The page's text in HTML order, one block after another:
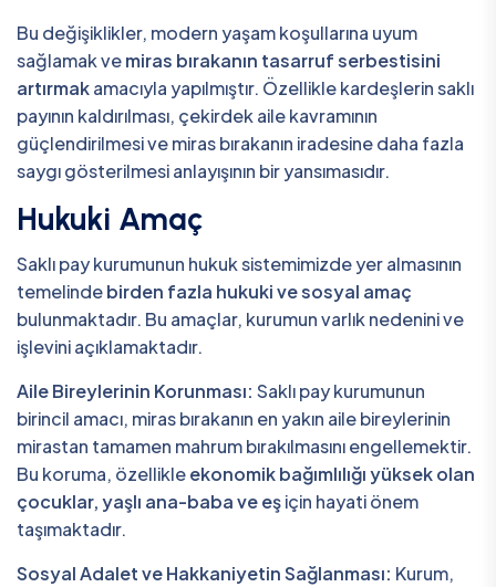
Bu değişiklikler, modern yaşam koşullarına uyum
sağlamak vemiras bırakanın tasarruf serbestisini
artırmakamacıyla yapılmıştır. Özellikle kardeşlerin saklı
payının kaldırılması, çekirdek aile kavramının
güçlendirilmesi ve miras bırakanın iradesine daha fazla
saygı gösterilmesi anlayışının bir yansımasıdır.
Hukuki Amaç
Saklı pay kurumunun hukuk sistemimizde yer almasının
temelindebirden fazla hukuki ve sosyal amaç
bulunmaktadır. Bu amaçlar, kurumun varlık nedenini ve
işlevini açıklamaktadır.
Aile Bireylerinin Korunması: Saklı pay kurumunun
birincil amacı, miras bırakanın en yakın aile bireylerinin
mirastan tamamen mahrum bırakılmasını engellemektir.
Bu koruma, özellikleekonomik bağımlılığı yüksek olan
çocuklar, yaşlı ana-baba ve eşiçin hayati önem
taşımaktadır.
Sosyal Adalet ve Hakkaniyetin Sağlanması: Kurum,